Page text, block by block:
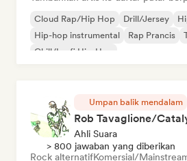
Cloud Rap/Hip Hop Drill/Jersey
Hip-hop instrumental
Rap Prancis
Chill/Lo-fi Hip-Hop
Umpan balik mendalam
Rob Tavaglione/
Ahli Suara
> 800 jawaban yang diberikan
Rock alternatifKomersial/